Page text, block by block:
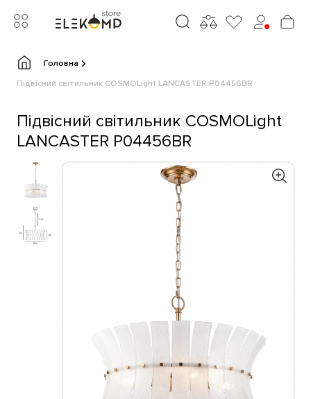
Головна
Підвісний світильник COSMOLight LANCASTER P04456BR
Підвісний світильник COSMOLight
LANCASTER P04456BR